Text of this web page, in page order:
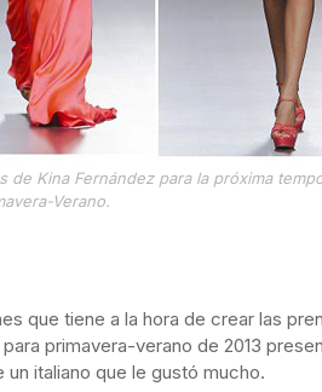
Kina Fernández para la próxima
Verano.
que tiene a la hora de crear las
primavera-verano de 2013
italiano que le gustó mucho.